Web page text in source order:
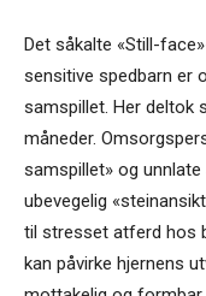
Det såkalte «Still-
sensitive spedbarn er
samspillet. Her deltok
måneder.
samspillet» og
ubevegelig
til stresset atferd hos
kan påvirke hjernens